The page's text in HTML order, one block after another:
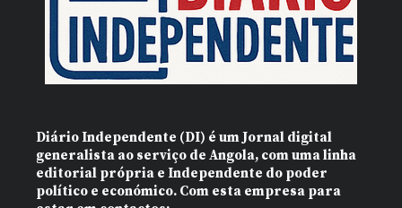
Diário Independente (DI) é um Jornal digital
generalista ao serviço de Angola, com uma linha
editorial própria e Independente do poder
político e económico. Com esta empresa para